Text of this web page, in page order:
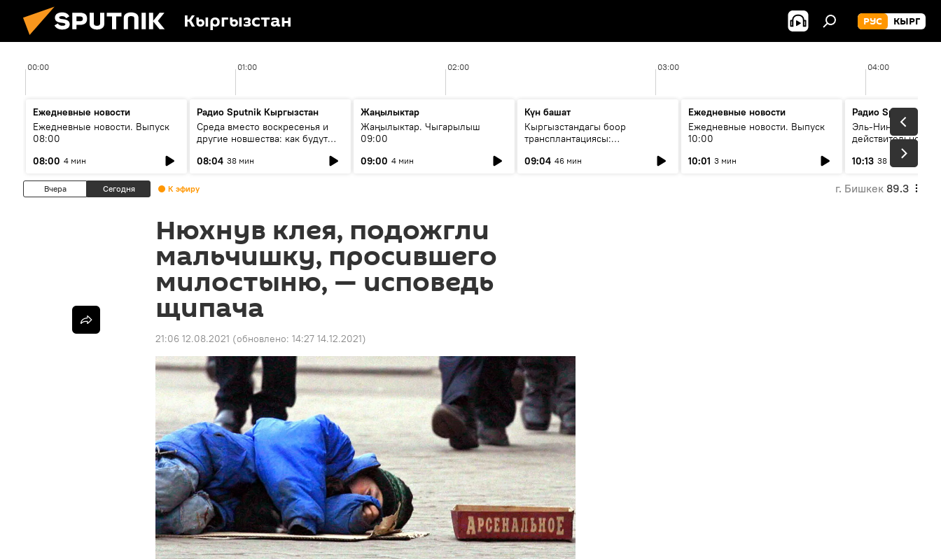
Кыргызстан РУС КЫРГ
00:00 01:00 02:00 03:00 04:00
Ежедневные новости
Ежедневные новости. Выпуск
08:00
08:00 4 мин
Радио Sputnik Кыргызстан
Среда вместо воскресенья и
другие новшества: как будут
08:04 38 мин
Жаңылыктар
Жаңылыктар. Чыгарылыш
09:00
09:00 4 мин
Күн башат
Кыргызстандагы боор
трансплантациясы:
келечеги
09:04 46 мин
Ежедневные новости
Ежедневные новости. Выпуск
10:00
10:01 3 мин
Радио Sputnik
Эль-Ниньо, жара и
действительно
погоду в
10:13 38 мин
Вчера Сегодня К эфиру г. Бишкек 89.3
Нюхнув клея, подожгли
мальчишку, просившего
милостыню, — исповедь
щипача
21:06 12.08.2021 (обновлено: 14:27 14.12.2021)